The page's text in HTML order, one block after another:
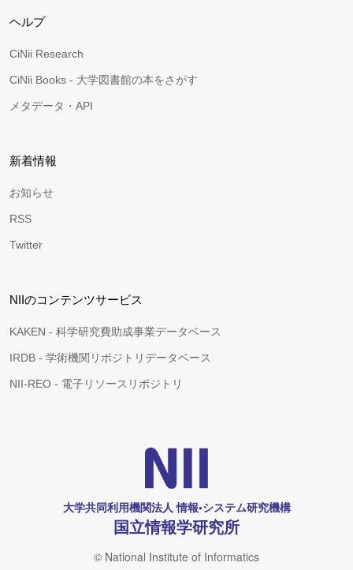
ヘルプ
CiNii Research
CiNii Books - 大学図書館の本をさがす
メタデータ・API
新着情報
お知らせ
RSS
Twitter
NIIのコンテンツサービス
KAKEN - 科学研究費助成事業データベース
IRDB - 学術機関リポジトリデータベース
NII-REO - 電子リソースリポジトリ
大学共同利用機関法人 情報•システム研究機構
国立情報学研究所
© National Institute of Informatics